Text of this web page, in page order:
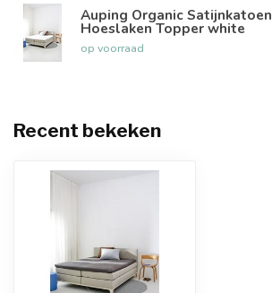
Auping Organic Satijnkatoen
Hoeslaken Topper white
op voorraad
Recent bekeken